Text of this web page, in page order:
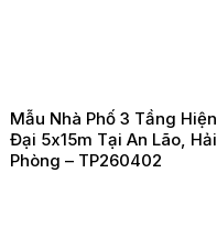
Mẫu Nhà Phố 3 Tầng Hiện
Đại 5x15m Tại An Lão, Hải
Phòng – TP260402